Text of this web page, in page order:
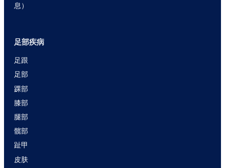
息）
足部疾病
足跟
足部
踝部
膝部
腿部
髋部
趾甲
皮肤